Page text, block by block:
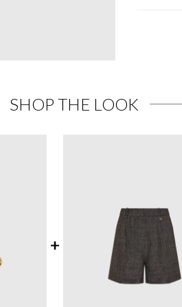
SHOP THE LOOK